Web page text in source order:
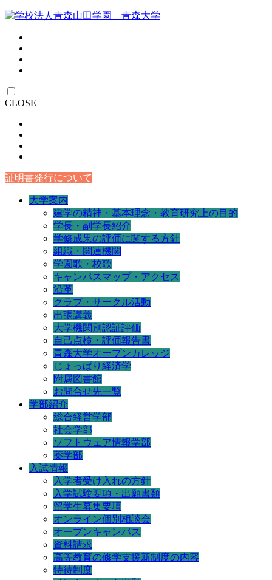
CLOSE
証明書発行について
大学案内
建学の精神・基本理念・教育研究上の目的
学長・副学長紹介
学修成果の評価に関する方針
組織・関連機関
学園歌・校歌
キャンパスマップ・アクセス
沿革
クラブ・サークル活動
出張講義
大学機関別認証評価
自己点検・評価報告書
青森大学オープンカレッジ
じょっぱり経済学
附属図書館
お問合せ先一覧
学部紹介
総合経営学部
社会学部
ソフトウェア情報学部
薬学部
入試情報
入学者受け入れの方針
入学試験要項・出願書類
留学生募集要項
オンライン個別相談会
オープンキャンパス
資料請求
高等教育の修学支援新制度の内容
特待制度